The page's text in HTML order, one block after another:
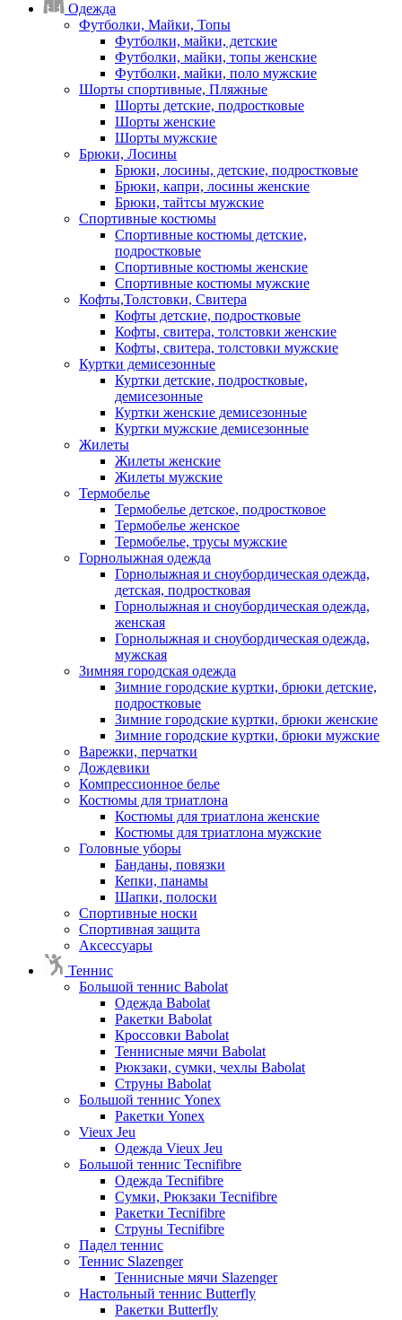
Одежда
Футболки, Майки, Топы
Футболки, майки, детские
Футболки, майки, топы женские
Футболки, майки, поло мужские
Шорты спортивные, Пляжные
Шорты детские, подростковые
Шорты женские
Шорты мужские
Брюки, Лосины
Брюки, лосины, детские, подростковые
Брюки, капри, лосины женские
Брюки, тайтсы мужские
Спортивные костюмы
Спортивные костюмы детские,
подростковые
Спортивные костюмы женские
Спортивные костюмы мужские
Кофты,Толстовки, Свитера
Кофты детские, подростковые
Кофты, свитера, толстовки женские
Кофты, свитера, толстовки мужские
Куртки демисезонные
Куртки детские, подростковые,
демисезонные
Куртки женские демисезонные
Куртки мужские демисезонные
Жилеты
Жилеты женские
Жилеты мужские
Термобелье
Термобелье детское, подростковое
Термобелье женское
Термобелье, трусы мужские
Горнолыжная одежда
Горнолыжная и сноубордическая одежда,
детская, подростковая
Горнолыжная и сноубордическая одежда,
женская
Горнолыжная и сноубордическая одежда,
мужская
Зимняя городская одежда
Зимние городские куртки, брюки детские,
подростковые
Зимние городские куртки, брюки женские
Зимние городские куртки, брюки мужские
Варежки, перчатки
Дождевики
Компрессионное белье
Костюмы для триатлона
Костюмы для триатлона женские
Костюмы для триатлона мужские
Головные уборы
Банданы, повязки
Кепки, панамы
Шапки, полоски
Спортивные носки
Спортивная защита
Аксессуары
Теннис
Большой теннис Babolat
Одежда Babolat
Ракетки Babolat
Кроссовки Babolat
Теннисные мячи Babolat
Рюкзаки, сумки, чехлы Babolat
Струны Babolat
Большой теннис Yonex
Ракетки Yonex
Vieux Jeu
Одежда Vieux Jeu
Большой теннис Tecnifibre
Одежда Tecnifibre
Сумки, Рюкзаки Tecnifibre
Ракетки Tecnifibre
Струны Tecnifibre
Падел теннис
Теннис Slazenger
Теннисные мячи Slazenger
Настольный теннис Butterfly
Ракетки Butterfly